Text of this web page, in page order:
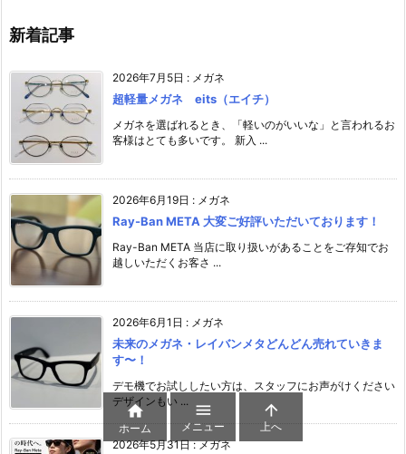
新着記事
2026年7月5日 : メガネ
超軽量メガネ eits（エイチ）
メガネを選ばれるとき、「軽いのがいいな」と言われるお
客様はとても多いです。 新入 ...
2026年6月19日 : メガネ
Ray-Ban META 大変ご好評いただいております！
Ray-Ban META 当店に取り扱いがあることをご存知でお
越しいただくお客さ ...
2026年6月1日 : メガネ
未来のメガネ・レイバンメタどんどん売れていきま
す〜！
デモ機でお試ししたい方は、スタッフにお声がけください️
デザインもい ...
2026年5月31日:メガネ

ホーム

メニュー

上へ